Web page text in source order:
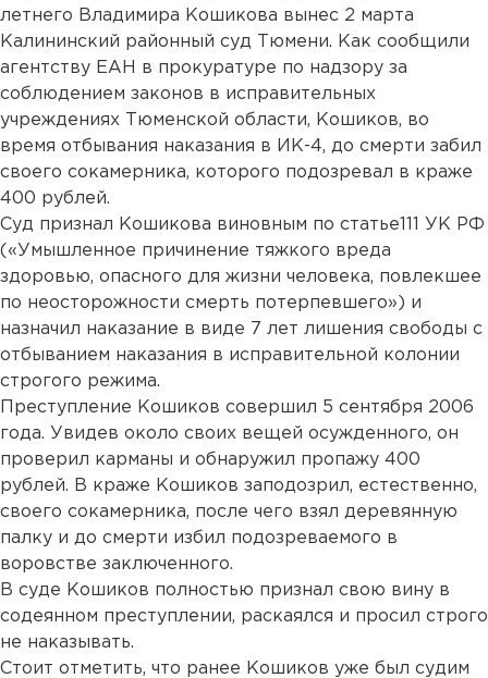
летнего Владимира Кошикова вынес 2 марта
Калининский районный суд Тюмени. Как сообщили
агентству ЕАН в прокуратуре по надзору за
соблюдением законов в исправительных
учреждениях Тюменской области, Кошиков, во
время отбывания наказания в ИК-4, до смерти забил
своего сокамерника, которого подозревал в краже
400 рублей.
Суд признал Кошикова виновным по статье111 УК РФ
(«Умышленное причинение тяжкого вреда
здоровью, опасного для жизни человека, повлекшее
по неосторожности смерть потерпевшего») и
назначил наказание в виде 7 лет лишения свободы с
отбыванием наказания в исправительной колонии
строгого режима.
Преступление Кошиков совершил 5 сентября 2006
года. Увидев около своих вещей осужденного, он
проверил карманы и обнаружил пропажу 400
рублей. В краже Кошиков заподозрил, естественно,
своего сокамерника, после чего взял деревянную
палку и до смерти избил подозреваемого в
воровстве заключенного.
В суде Кошиков полностью признал свою вину в
содеянном преступлении, раскаялся и просил строго
не наказывать.
Стоит отметить, что ранее Кошиков уже был судим